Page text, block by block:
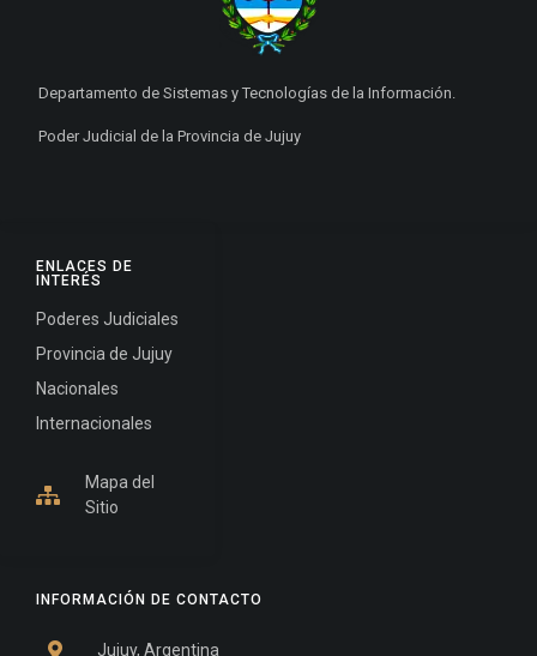
INFORMACIÓN DE CONTACTO
Jujuy, Argentina
ENLACES DE
INTERÉS
Poderes Judiciales
Provincia de Jujuy
Nacionales
Internacionales
Mapa del
Sitio
Departamento de Sistemas y Tecnologías de la Información.
Poder Judicial de la Provincia de Jujuy